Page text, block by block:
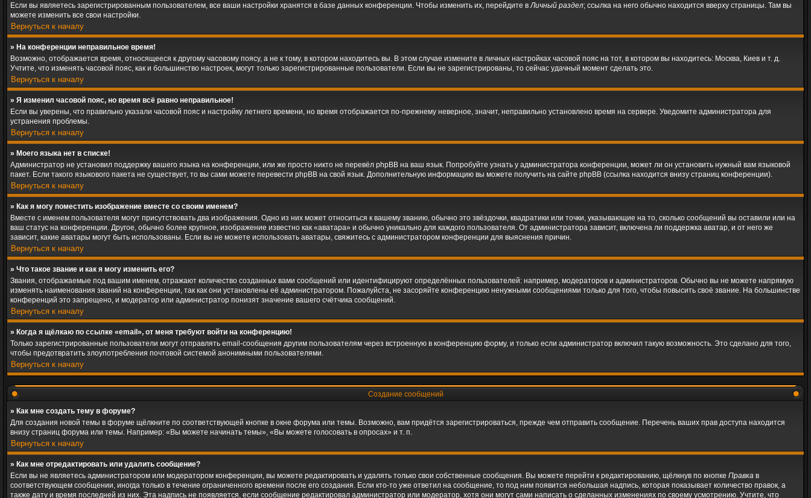
Если вы являетесь зарегистрированным пользователем, все ваши настройки хранятся в базе данных конференции. Чтобы изменить их, перейдите вЛичный раздел; ссылка на него обычно находится вверху страницы. Там вы
можете изменить все свои настройки.
Вернуться к началу
» На конференции неправильное время!
Возможно, отображается время, относящееся к другому часовому поясу, а не к тому, в котором находитесь вы. В этом случае измените в личных настройках часовой пояс на тот, в котором вы находитесь: Москва, Киев и т. д.
Учтите, что изменять часовой пояс, как и большинство настроек, могут только зарегистрированные пользователи. Если вы не зарегистрированы, то сейчас удачный момент сделать это.
Вернуться к началу
» Я изменил часовой пояс, но время всё равно неправильное!
Если вы уверены, что правильно указали часовой пояс и настройку летнего времени, но время отображается по-прежнему неверное, значит, неправильно установлено время на сервере. Уведомите администратора для
устранения проблемы.
Вернуться к началу
» Моего языка нет в списке!
Администратор не установил поддержку вашего языка на конференции, или же просто никто не перевёл phpBB на ваш язык. Попробуйте узнать у администратора конференции, может ли он установить нужный вам языковой
пакет. Если такого языкового пакета не существует, то вы сами можете перевести phpBB на свой язык. Дополнительную информацию вы можете получить на сайте phpBB (ссылка находится внизу страниц конференции).
Вернуться к началу
» Как я могу поместить изображение вместе со своим именем?
Вместе с именем пользователя могут присутствовать два изображения. Одно из них может относиться к вашему званию, обычно это звёздочки, квадратики или точки, указывающие на то, сколько сообщений вы оставили или на
ваш статус на конференции. Другое, обычно более крупное, изображение известно как «аватара» и обычно уникально для каждого пользователя. От администратора зависит, включена ли поддержка аватар, и от него же
зависит, какие аватары могут быть использованы. Если вы не можете использовать аватары, свяжитесь с администратором конференции для выяснения причин.
Вернуться к началу
» Что такое звание и как я могу изменить его?
Звания, отображаемые под вашим именем, отражают количество созданных вами сообщений или идентифицируют определённых пользователей: например, модераторов и администраторов. Обычно вы не можете напрямую
изменять наименования званий на конференции, так как они установлены её администратором. Пожалуйста, не засоряйте конференцию ненужными сообщениями только для того, чтобы повысить своё звание. На большинстве
конференций это запрещено, и модератор или администратор понизят значение вашего счётчика сообщений.
Вернуться к началу
» Когда я щёлкаю по ссылке «email», от меня требуют войти на конференцию!
Только зарегистрированные пользователи могут отправлять email-сообщения другим пользователям через встроенную в конференцию форму, и только если администратор включил такую возможность. Это сделано для того,
чтобы предотвратить злоупотребления почтовой системой анонимными пользователями.
Вернуться к началу
Создание сообщений
» Как мне создать тему в форуме?
Для создания новой темы в форуме щёлкните по соответствующей кнопке в окне форума или темы. Возможно, вам придётся зарегистрироваться, прежде чем отправить сообщение. Перечень ваших прав доступа находится
внизу страниц форума или темы. Например: «Вы можете начинать темы», «Вы можете голосовать в опросах» и т. п.
Вернуться к началу
» Как мне отредактировать или удалить сообщение?
Если вы не являетесь администратором или модератором конференции, вы можете редактировать и удалять только свои собственные сообщения. Вы можете перейти к редактированию, щёлкнув по кнопке Правка в
соответствующем сообщении, иногда только в течение ограниченного времени после его создания. Если кто-то уже ответил на сообщение, то под ним появится небольшая надпись, которая показывает количество правок, а
также дату и время последней из них. Эта надпись не появляется, если сообщение редактировал администратор или модератор, хотя они могут сами написать о сделанных изменениях по своему усмотрению. Учтите, что